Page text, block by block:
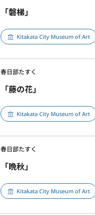
「磐梯」
Kitakata City Museum of Art
「藤の花」
春日部たすく
Kitakata City Museum of Art
「晩秋」
春日部たすく
Kitakata City Museum of Art